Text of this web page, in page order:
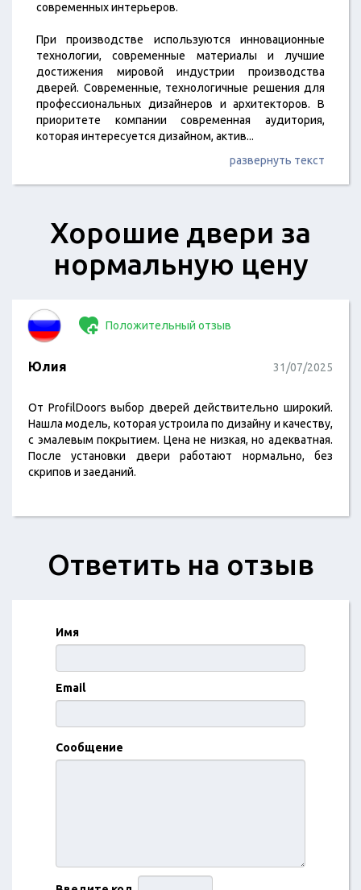
современных интерьеров.
При производстве используются инновационные
технологии, современные материалы и лучшие
достижения мировой индустрии производства
дверей. Cовременные, технологичные решения для
профессиональных дизайнеров и архитекторов. В
приоритете компании современная аудитория,
которая интересуется дизайном, актив...
развернуть текст
Хорошие двери за
нормальную цену
Положительный отзыв
Юлия 31/07/2025
От ProfilDoors выбор дверей действительно широкий.
Нашла модель, которая устроила по дизайну и качеству,
с эмалевым покрытием. Цена не низкая, но адекватная.
После установки двери работают нормально, без
скрипов и заеданий.
Ответить на отзыв
Имя
Email
Сообщение